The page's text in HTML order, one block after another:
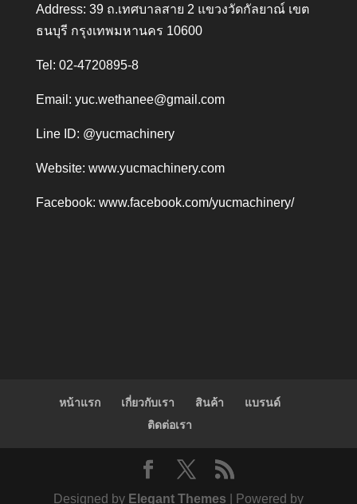
Address: 39 ถ.เทศบาลสาย 2 แขวงวัดกัลยาณ์ เขต
ธนบุรี กรุงเทพมหานคร 10600
Tel: 02-4720895-8
Email: yuc.wethanee@gmail.com
Line ID: @yucmachinery
Website: www.yucmachinery.com
Facebook: www.facebook.com/yucmachinery/
หน้าแรก เกี่ยวกับเรา สินค้า
แบรนด์
ติดต่อเรา
Designed by Elegant Themes | Powered by